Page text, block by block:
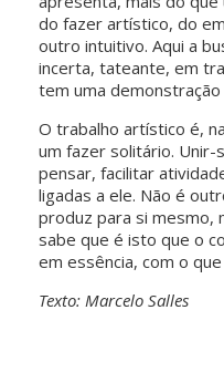
do fazer artístico, do
outro intuitivo. Aqui a
incerta, tateante, em
tem uma demonstração
O trabalho artístico é,
um fazer solitário. Unir-
pensar, facilitar
ligadas a ele. Não é
produz para si mesmo,
sabe que é isto que o
em essência, com o
Texto: Marcelo Salles